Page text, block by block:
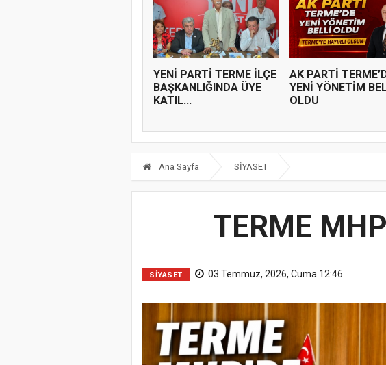
YENİ PARTİ TERME İLÇE
BAŞKANLIĞINDA ÜYE
KATIL...
AK PARTİ
YENİ YÖNETİM
OLDU
Ana Sayfa SİYASET
TERME
SİYASET 03 Temmuz, 2026, Cuma 12:46